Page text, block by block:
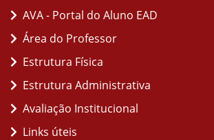
AVA - Portal do Aluno EAD
Área do Professor
Estrutura Física
Estrutura Administrativa
Avaliação Institucional
Links úteis